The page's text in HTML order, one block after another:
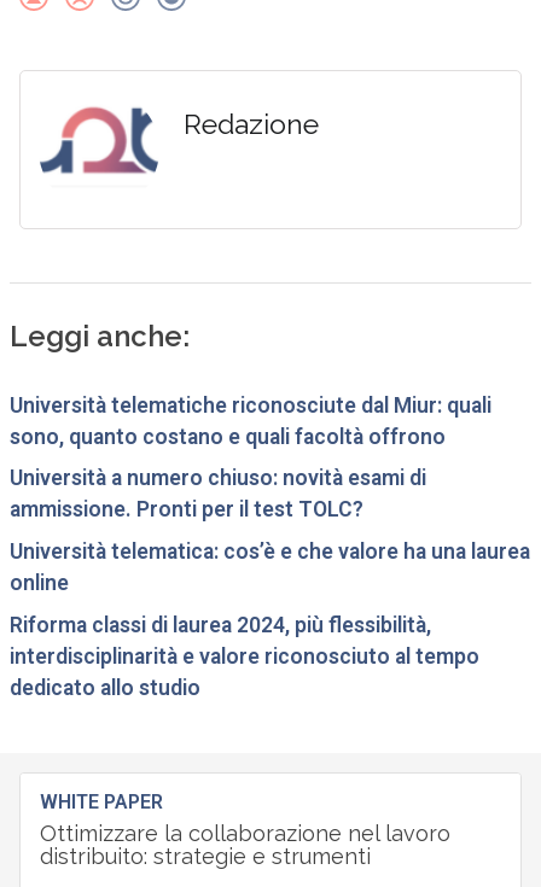
Redazione
Leggi anche:
Università telematiche riconosciute dal Miur: quali
sono, quanto costano e quali facoltà offrono
Università a numero chiuso: novità esami di
ammissione. Pronti per il test TOLC?
Università telematica: cos’è e che valore ha una laurea
online
Riforma classi di laurea 2024, più flessibilità,
interdisciplinarità e valore riconosciuto al tempo
dedicato allo studio
WHITE PAPER
Ottimizzare la collaborazione nel lavoro
distribuito: strategie e strumenti